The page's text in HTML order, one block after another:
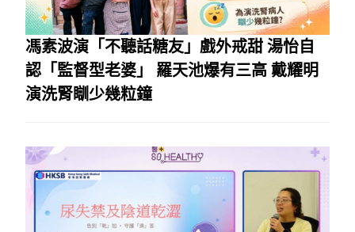
馮素波演「不聽話糖友」戲外戒甜 湯怡自
認「監督型老婆」 羅天池爆有三高 戴耀明
演洗腎瞓少幾粒鐘